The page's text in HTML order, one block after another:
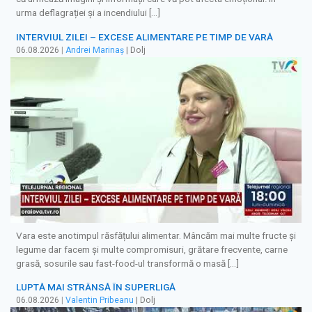
urma deflagrației și a incendiului […]
INTERVIUL ZILEI – EXCESE ALIMENTARE PE TIMP DE VARĂ
06.08.2026 | Andrei Marinaș | Dolj
Vara este anotimpul răsfățului alimentar. Mâncăm mai multe fructe și
legume dar facem și multe compromisuri, grătare frecvente, carne
grasă, sosurile sau fast-food-ul transformă o masă […]
LUPTĂ MAI STRÂNSĂ ÎN SUPERLIGĂ
06.08.2026 Valentin Pribeanu | Dolj